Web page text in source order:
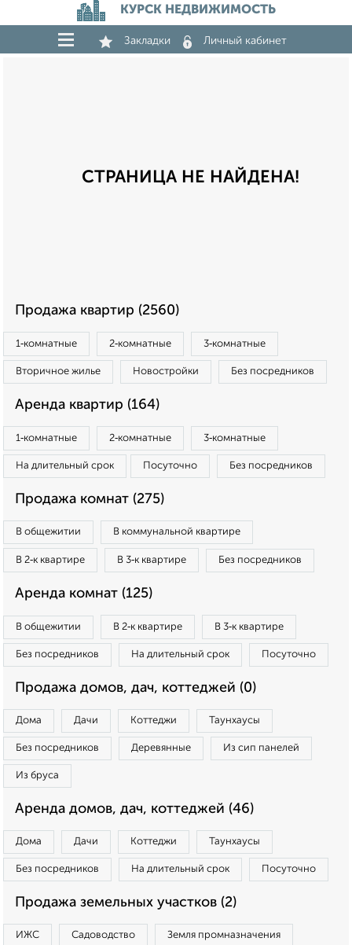
КУРСК НЕДВИЖИМОСТЬ
Закладки Личный кабинет
СТРАНИЦА НЕ НАЙДЕНА!
Продажа квартир (2560)
1‑комнатные 2‑комнатные 3‑комнатные
Вторичное жилье Новостройки Без посредников
Аренда квартир (164)
1‑комнатные 2‑комнатные 3‑комнатные
На длительный срок Посуточно Без посредников
Продажа комнат (275)
В общежитии В коммунальной квартире
В 2‑к квартире В 3‑к квартире Без посредников
Аренда комнат (125)
В общежитии В 2‑к квартире В 3‑к квартире
Без посредников На длительный срок Посуточно
Продажа домов, дач, коттеджей (0)
Дома Дачи Коттеджи Таунхаусы
Без посредников Деревянные Из сип панелей
Из бруса
Аренда домов, дач, коттеджей (46)
Дома Дачи Коттеджи Таунхаусы
Без посредников На длительный срок Посуточно
Продажа земельных участков (2)
ИЖС Садоводство Земля промназначения